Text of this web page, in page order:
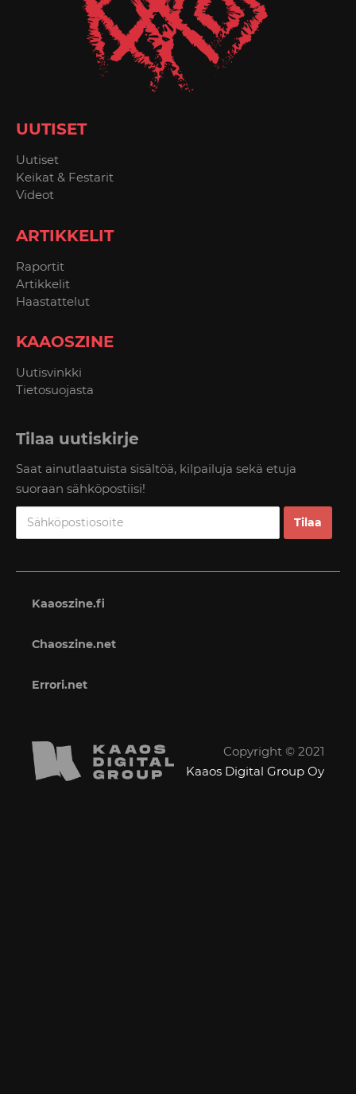
UUTISET
Uutiset
Keikat & Festarit
Videot
ARTIKKELIT
Raportit
Artikkelit
Haastattelut
KAAOSZINE
Uutisvinkki
Tietosuojasta
Tilaa uutiskirje
Saat ainutlaatuista sisältöä, kilpailuja sekä etuja
suoraan sähköpostiisi!
Kaaoszine.fi
Chaoszine.net
Errori.net
Copyright © 2021
Kaaos Digital Group Oy